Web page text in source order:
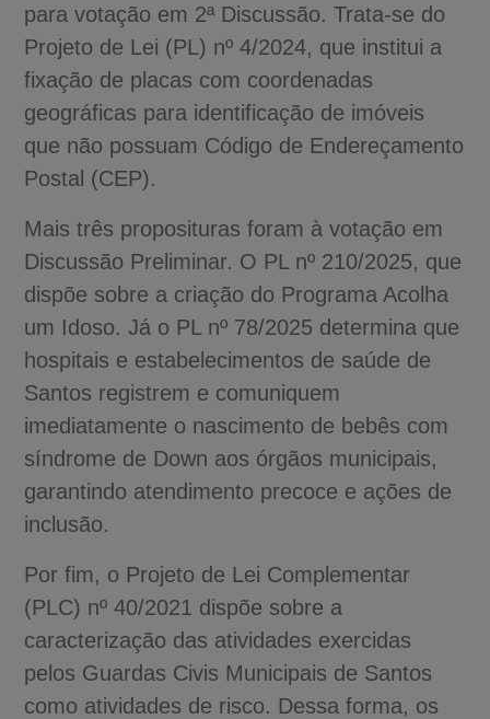
para votação em 2ª Discussão. Trata-se do
Projeto de Lei (PL) nº 4/2024, que institui a
fixação de placas com coordenadas
geográficas para identificação de imóveis
que não possuam Código de Endereçamento
Postal (CEP).
Mais três proposituras foram à votação em
Discussão Preliminar. O PL nº 210/2025, que
dispõe sobre a criação do Programa Acolha
um Idoso. Já o PL nº 78/2025 determina que
hospitais e estabelecimentos de saúde de
Santos registrem e comuniquem
imediatamente o nascimento de bebês com
síndrome de Down aos órgãos municipais,
garantindo atendimento precoce e ações de
inclusão.
Por fim, o Projeto de Lei Complementar
(PLC) nº 40/2021 dispõe sobre a
caracterização das atividades exercidas
pelos Guardas Civis Municipais de Santos
como atividades de risco. Dessa forma, os